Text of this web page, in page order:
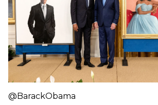
@BarackObama